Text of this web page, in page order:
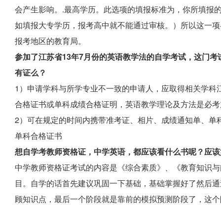
会产生影响。.最高学历。此选项的填报标准为，你所填报
如填报大专学历，报考高中就不能通过审核。）所以这一
报考地区的教育局。
参加了江苏省13年7月份的英语教学法的自学考试，这门
有证么？
1）申请学科与所学专业不一致的申请人，应取得相关学
合格证书或单科成绩合格证明，英语教学理论及方法是必
2）可在规定的时间内携带准考证、相片、成绩通知单、
单科合格证书
想自学考教师资格证，中学英语，都应该看什么书呢？应
中学教师资格证考试的内容是《综合素质》、《教育知识
目。自学的话首先建议巩固一下基础，基础掌握好了然后
顾知识点，最后一个阶段就是靠前的模拟预测阶段了，这